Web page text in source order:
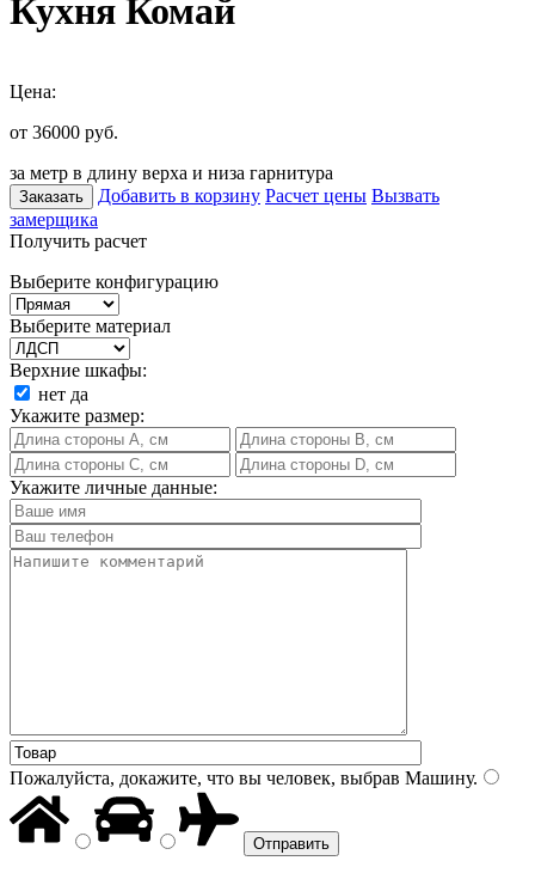
Кухня Комай
Цена:
от 36000 руб.
за метр в длину верха и низа гарнитура
Заказать Добавить в корзину Расчет цены Вызвать
замерщика
Получить расчет
Выберите конфигурацию
Выберите материал
Верхние шкафы:
нет да
Укажите размер:
Укажите личные данные:
Пожалуйста, докажите, что вы человек, выбрав Машину.